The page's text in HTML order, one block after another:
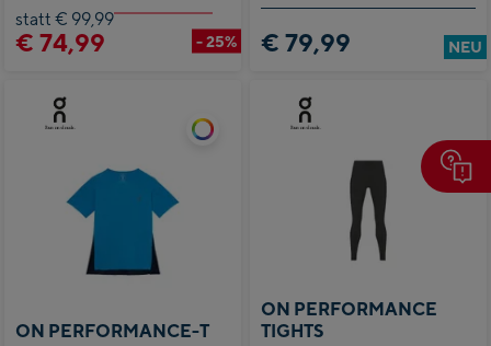
statt € 99,99
€ 74,99 - 25% € 79,99 NEU
ON PERFORMANCE-T
ON PERFORMANCE
TIGHTS